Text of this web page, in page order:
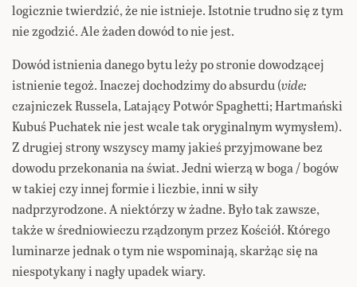
logicznie twierdzić, że nie istnieje. Istotnie trudno się z tym
nie zgodzić. Ale żaden dowód to nie jest.
Dowód istnienia danego bytu leży po stronie dowodzącej
istnienie tegoż. Inaczej dochodzimy do absurdu (vide:
czajniczek Russela, Latający Potwór Spaghetti; Hartmański
Kubuś Puchatek nie jest wcale tak oryginalnym wymysłem).
Z drugiej strony wszyscy mamy jakieś przyjmowane bez
dowodu przekonania na świat. Jedni wierzą w boga / bogów
w takiej czy innej formie i liczbie, inni w siły
nadprzyrodzone. A niektórzy w żadne. Było tak zawsze,
także w średniowieczu rządzonym przez Kościół. Którego
luminarze jednak o tym nie wspominają, skarżąc się na
niespotykany i nagły upadek wiary.